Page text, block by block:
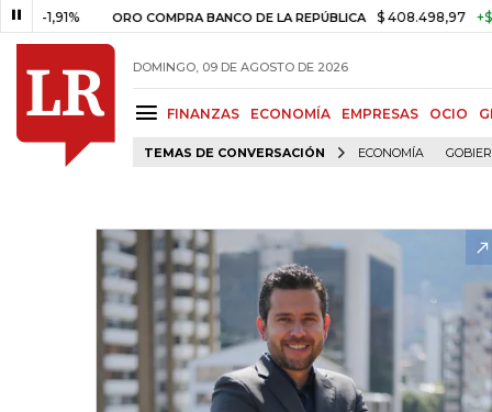
ORO COMPRA BANCO DE LA REPÚBLICA $ 408.498,97 +$
DOMINGO, 09 DE AGOSTO DE 2026
FINANZAS ECONOMÍA EMPRESAS OCIO
TEMAS DE CONVERSACIÓN ECONOMÍA